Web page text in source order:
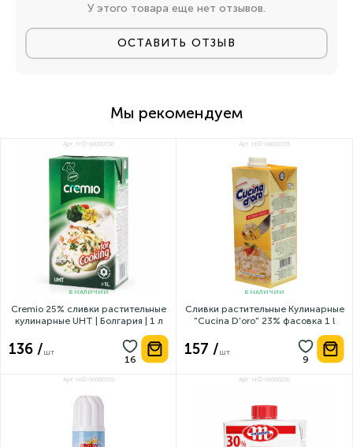
• Продаж: поштучно.
• Мінімальна нарізка: не потребує.
Склад
• Гарячі страви.
У этого товара еще нет отзывов.
ОСТАВИТЬ ОТЗЫВ
Мы рекомендуем
Арт: НФ-00000736
В НАЛИЧИИ
Cremio 25% сливки растительные
кулинарные UHT | Болгария | 1 л
136 /шт
Арт: НФ-00000735
В НАЛИЧИИ
Сливки растительные Кулинарные
"Cucina D'oro" 23% фасовка 1 l
157 /шт
Арт: НФ-00000535 Арт: НФ-00000280